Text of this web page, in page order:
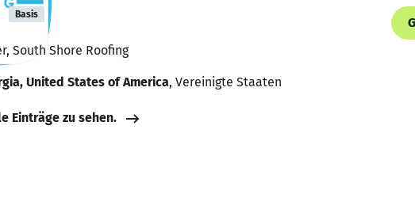
Basis
South Shore Roofing
United States of America, Vereinigte Staaten
Einträge zu sehen.